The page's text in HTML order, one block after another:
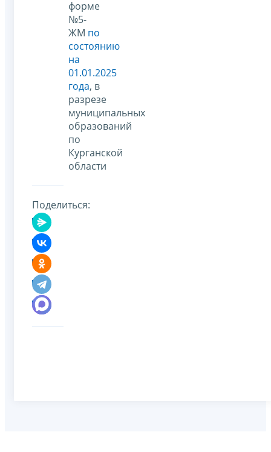
форме
№5-
ЖМ по
состоянию
на
01.01.2025
года, в
разрезе
муниципальных
образований
по
Курганской
области
Поделиться: